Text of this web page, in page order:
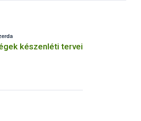
készenléti tervei